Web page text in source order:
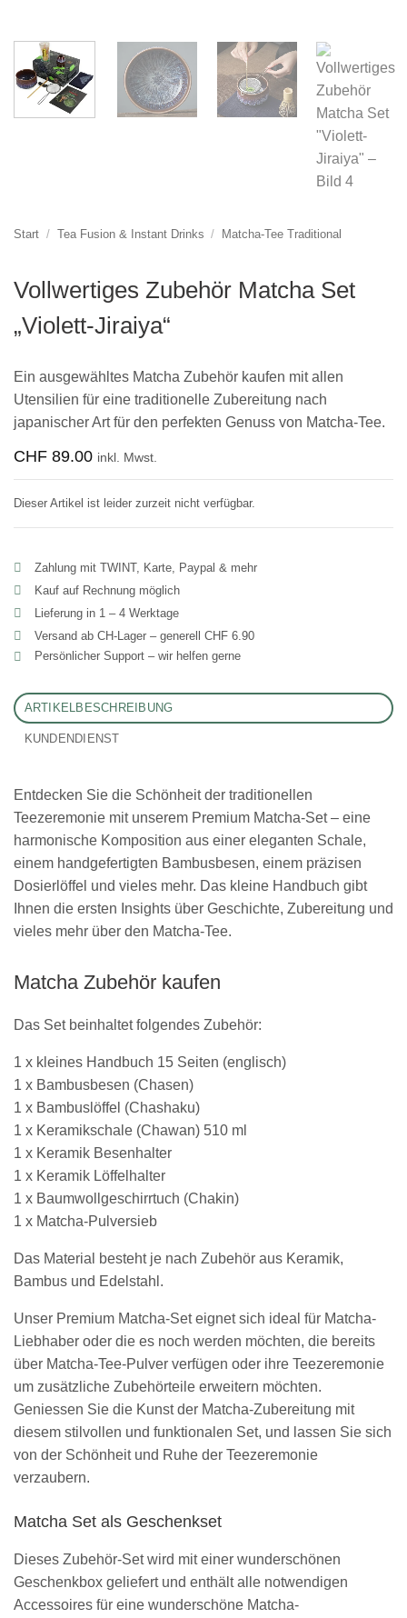
Start / Tea Fusion & Instant Drinks / Matcha-Tee Traditional
Vollwertiges Zubehör Matcha Set
„Violett-Jiraiya“
Ein ausgewähltes Matcha Zubehör kaufen mit allen
Utensilien für eine traditionelle Zubereitung nach
japanischer Art für den perfekten Genuss von Matcha-Tee.
CHF 89.00 inkl. Mwst.
Dieser Artikel ist leider zurzeit nicht verfügbar.
Zahlung mit TWINT, Karte, Paypal & mehr
Kauf auf Rechnung möglich
Lieferung in 1 – 4 Werktage
Versand ab CH‑Lager – generell CHF 6.90
Persönlicher Support – wir helfen gerne
ARTIKELBESCHREIBUNG
KUNDENDIENST
Entdecken Sie die Schönheit der traditionellen
Teezeremonie mit unserem Premium Matcha-Set – eine
harmonische Komposition aus einer eleganten Schale,
einem handgefertigten Bambusbesen, einem präzisen
Dosierlöffel und vieles mehr. Das kleine Handbuch gibt
Ihnen die ersten Insights über Geschichte, Zubereitung und
vieles mehr über den Matcha-Tee.
Matcha Zubehör kaufen
Das Set beinhaltet folgendes Zubehör:
1 x kleines Handbuch 15 Seiten (englisch)
1 x Bambusbesen (Chasen)
1 x Bambuslöffel (Chashaku)
1 x Keramikschale (Chawan) 510 ml
1 x Keramik Besenhalter
1 x Keramik Löffelhalter
1 x Baumwollgeschirrtuch (Chakin)
1 x Matcha-Pulversieb
Das Material besteht je nach Zubehör aus Keramik,
Bambus und Edelstahl.
Unser Premium Matcha-Set eignet sich ideal für Matcha-
Liebhaber oder die es noch werden möchten, die bereits
über Matcha-Tee-Pulver verfügen oder ihre Teezeremonie
um zusätzliche Zubehörteile erweitern möchten.
Geniessen Sie die Kunst der Matcha-Zubereitung mit
diesem stilvollen und funktionalen Set, und lassen Sie sich
von der Schönheit und Ruhe der Teezeremonie
verzaubern.
Matcha Set als Geschenkset
Dieses Zubehör-Set wird mit einer wunderschönen
Geschenkbox geliefert und enthält alle notwendigen
Accessoires für eine wunderschöne Matcha-